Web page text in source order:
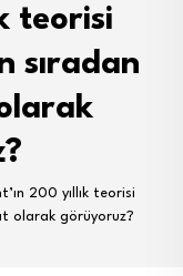
teorisi
sıradan
200 yıllık teorisi
olarak görüyoruz?